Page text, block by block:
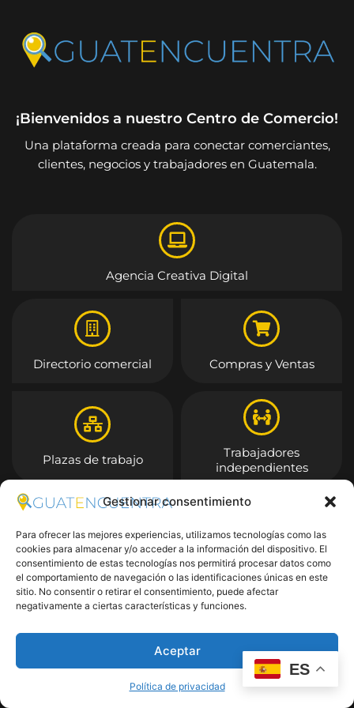
Gestionar consentimiento
Para ofrecer las mejores experiencias, utilizamos tecnologías como las
cookies para almacenar y/o acceder a la información del dispositivo. El
consentimiento de estas tecnologías nos permitirá procesar datos como
el comportamiento de navegación o las identificaciones únicas en este
sitio. No consentir o retirar el consentimiento, puede afectar
negativamente a ciertas características y funciones.
Aceptar
Política de privacidad
¡Bienvenidos a nuestro Centro de Comercio!
Una plataforma creada para conectar comerciantes,
clientes, negocios y trabajadores en Guatemala.
Agencia Creativa Digital
Directorio comercial Compras y Ventas
Plazas de trabajo
Trabajadores
independientes
Entrar
ES